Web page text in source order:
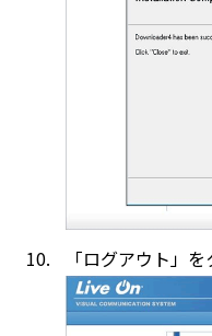
「ログアウト」